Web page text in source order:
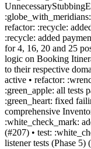
refactor: :recycle:
:recycle: added
for 4, 16, 20 and 25
logic on Booking
to their respective
active • refactor:
:green_apple: all tests
:green_heart: fixed
comprehensive
:white_check_mark:
(#207) • test:
listener tests (Phase 5)